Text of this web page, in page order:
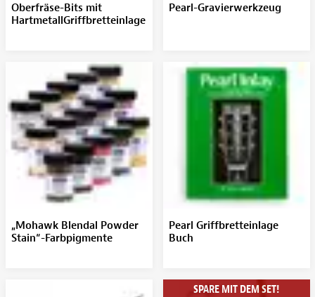
Oberfräse-Bits mit
HartmetallGriffbretteinlage
Pearl-Gravierwerkzeug
„Mohawk Blendal Powder
Stain“-Farbpigmente
Pearl Griffbretteinlage
Buch
SPARE MIT DEM SET!